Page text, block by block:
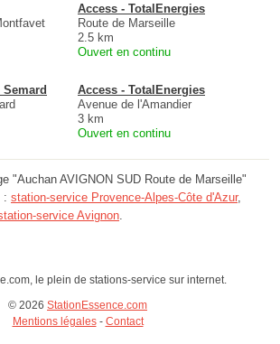
Access - TotalEnergies
Route de Marseille
2.5 km
Ouvert en continu
Access - TotalEnergies
Avenue de l'Amandier
3 km
Ouvert en continu
"Auchan AVIGNON SUD Route de Marseille"
: station-service Provence-Alpes-Côte d'Azur,
service Avignon
le plein de stations-service sur internet.
© 2026 StationEssence.com
Mentions légales- Contact